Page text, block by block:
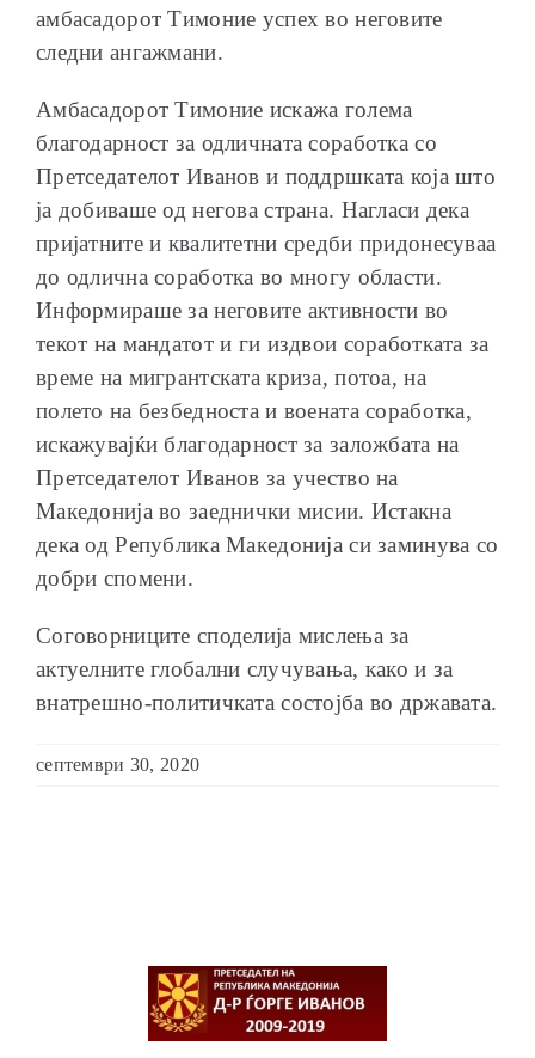
амбасадорот Тимоние успех во неговите
следни ангажмани.
Амбасадорот Тимоние искажа голема
благодарност за одличната соработка со
Претседателот Иванов и поддршката која што
ја добиваше од негова страна. Нагласи дека
пријатните и квалитетни средби придонесуваа
до одлична соработка во многу области.
Информираше за неговите активности во
текот на мандатот и ги издвои соработката за
време на мигрантската криза, потоа, на
полето на безбедноста и воената соработка,
искажувајќи благодарност за заложбата на
Претседателот Иванов за учество на
Македонија во заеднички мисии. Истакна
дека од Република Македонија си заминува со
добри спомени.
Соговорниците споделија мислења за
актуелните глобални случувања, како и за
внатрешно-политичката состојба во државата.
септември 30, 2020